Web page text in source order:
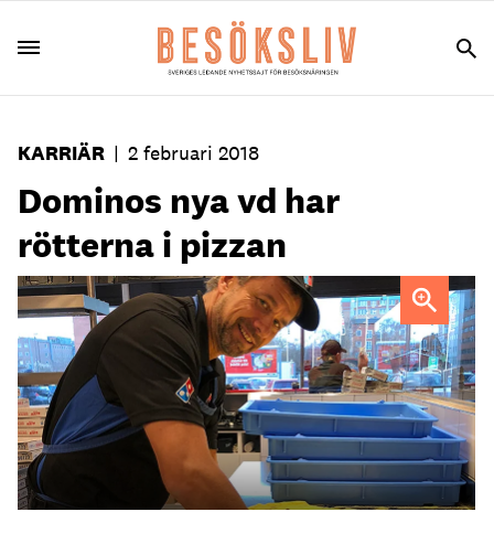
KARRIÄR | 2 februari 2018
Dominos nya vd har
rötterna i pizzan
Det finns många likheter mellan hotell- och
pizzabranschen,
säger Dominos nya vd som senast kommer från Scandic.
Foto: Dominos